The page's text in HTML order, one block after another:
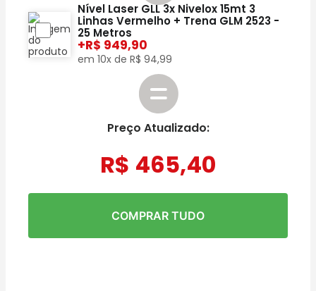
Nível Laser GLL 3x Nivelox 15mt 3
Linhas Vermelho + Trena GLM 2523 -
25 Metros
+ 949,90
em 10x de R$ 94,99
Preço Atualizado:
R$ 465,40
COMPRAR TUDO